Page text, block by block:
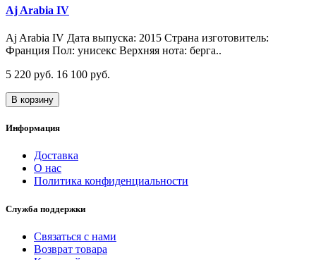
Aj Arabia IV
Aj Arabia IV Дата выпуска: 2015 Страна изготовитель:
Франция Пол: унисекс Верхняя нота: берга..
5 220 руб. 16 100 руб.
В корзину
Информация
Доставка
О нас
Политика конфиденциальности
Служба поддержки
Связаться с нами
Возврат товара